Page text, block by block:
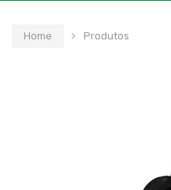
Home
Produtos